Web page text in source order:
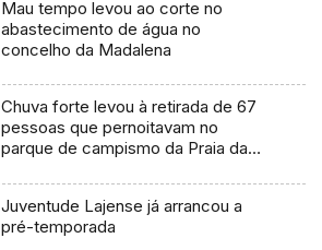
Mau tempo levou ao corte no
abastecimento de água no
concelho da Madalena
Chuva forte levou à retirada de 67
pessoas que pernoitavam no
parque de campismo da Praia da
Juventude Lajense já arrancou a
pré-temporada